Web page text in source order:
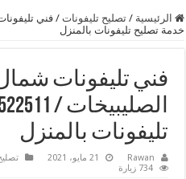
الرئيسية / تصليح تليفونات /
خدمة تصليح تليفونات بالمنزل
فني تليفونات
تليفونات بالمنزل
Rawan 21 مايو، 2021
734 زيارة